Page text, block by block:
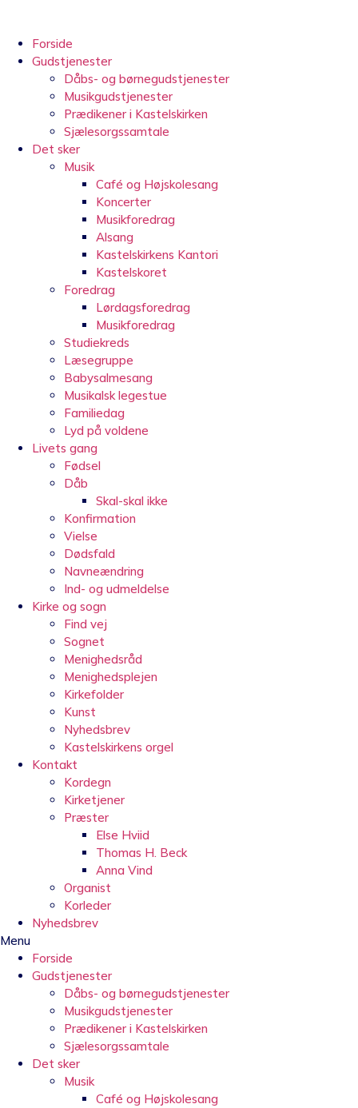
indholdForside
Gudstjenester
Dåbs- og børnegudstjenester
Musikgudstjenester
Prædikener i Kastelskirken
Sjælesorgssamtale
Det sker
Musik
Café og Højskolesang
Koncerter
Musikforedrag
Alsang
Kastelskirkens Kantori
Kastelskoret
Foredrag
Lørdagsforedrag
Musikforedrag
Studiekreds
Læsegruppe
Babysalmesang
Musikalsk legestue
Familiedag
Lyd på voldene
Livets gang
Fødsel
Dåb
Skal-skal ikke
Konfirmation
Vielse
Dødsfald
Navneændring
Ind- og udmeldelse
Kirke og sogn
Find vej
Sognet
Menighedsråd
Menighedsplejen
Kirkefolder
Kunst
Nyhedsbrev
Kastelskirkens orgel
Kontakt
Kordegn
Kirketjener
Præster
Else Hviid
Thomas H. Beck
Anna Vind
Organist
Korleder
Nyhedsbrev
Menu
Forside
Gudstjenester
Dåbs- og børnegudstjenester
Musikgudstjenester
Prædikener i Kastelskirken
Sjælesorgssamtale
Det sker
Musik
Café og Højskolesang